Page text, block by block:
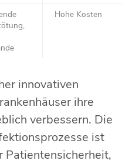
Hohe Kosten
innovativen
ihre
verbessern. Die
ist
Patientensicherheit,